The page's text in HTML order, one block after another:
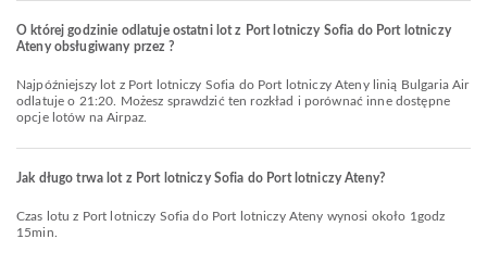
O której godzinie odlatuje ostatni lot z Port lotniczy Sofia do Port lotniczy
Ateny obsługiwany przez ?
Najpóźniejszy lot z Port lotniczy Sofia do Port lotniczy Ateny linią Bulgaria Air
odlatuje o 21:20. Możesz sprawdzić ten rozkład i porównać inne dostępne
opcje lotów na Airpaz.
Jak długo trwa lot z Port lotniczy Sofia do Port lotniczy Ateny?
Czas lotu z Port lotniczy Sofia do Port lotniczy Ateny wynosi około 1godz
15min.